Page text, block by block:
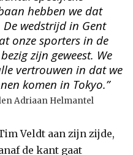
hebben we dat
wedstrijd in Gent
onze sporters in de
zijn geweest. We
vertrouwen in dat we
komen in Tokyo.”
Adriaan Helmantel
Veldt aan zijn zijde,
de kant gaat